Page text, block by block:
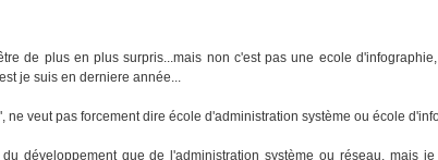
de plus en plus surpris...mais non c'est pas une ecole
je suis en derniere année...
ne veut pas forcement dire école d'administration système ou école
développement que de l'administration système ou réseau, mais